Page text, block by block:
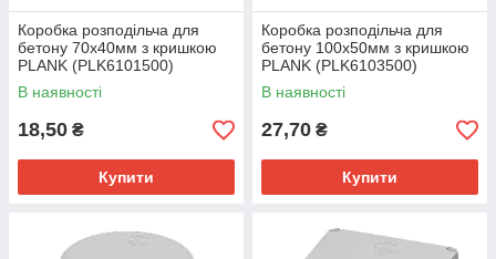
Коробка розподільча для
бетону 70x40мм з кришкою
PLANK (PLK6101500)
В наявності
18,50 ₴
Купити
Коробка розподільча для
бетону 100x50мм з кришкою
PLANK (PLK6103500)
В наявності
27,70 ₴
Купити